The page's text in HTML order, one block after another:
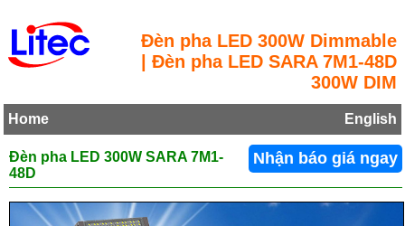
Đèn pha LED 300W Dimmable
| Đèn pha LED SARA 7M1-48D
300W DIM
Home English
Nhận báo giá ngay
Đèn pha LED 300W SARA 7M1-
48D